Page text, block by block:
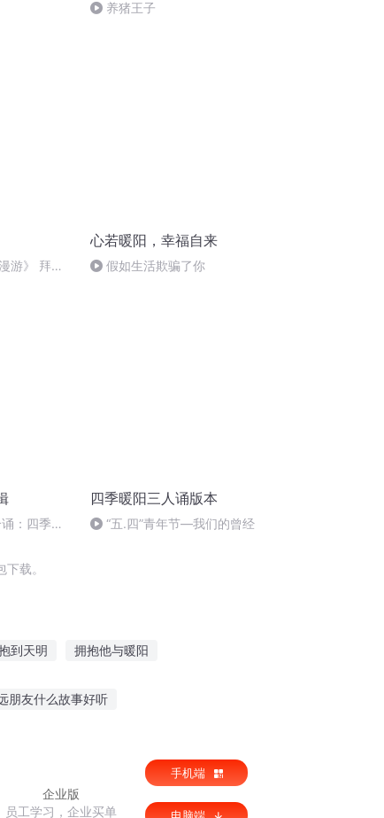
养猪王子
游》 拜伦
心若暖阳，幸福自来
假如生活欺骗了你
：四季暖
四季暖阳三人诵版本
“五.四”青年节—我们的曾经
载。
到天明 拥抱他与暖阳
朋友什么故事好听
企业版
员工学习，企业买单
手机端